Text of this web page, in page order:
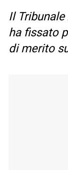
Il
ha fissato
di merito